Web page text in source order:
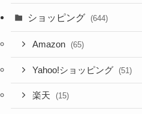
ショッピング (644)
Amazon (65)
Yahoo!ショッピング (51)
楽天 (15)